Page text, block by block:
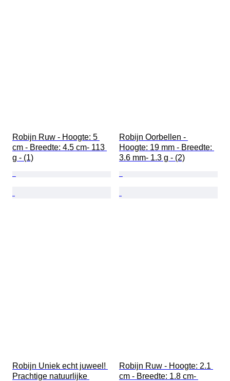
Robijn Ruw - Hoogte: 5
cm - Breedte: 4.5 cm- 113
g - (1)
Robijn Oorbellen -
Hoogte: 19 mm - Breedte:
3.6 mm- 1.3 g - (2)
Robijn Uniek echt juweel!
Prachtige natuurlijke
Robijn Ruw - Hoogte: 2.1
cm - Breedte: 1.8 cm-